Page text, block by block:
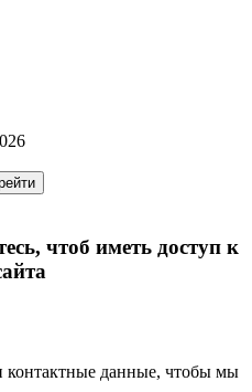
чтоб иметь доступ к
контактные данные, чтобы мы